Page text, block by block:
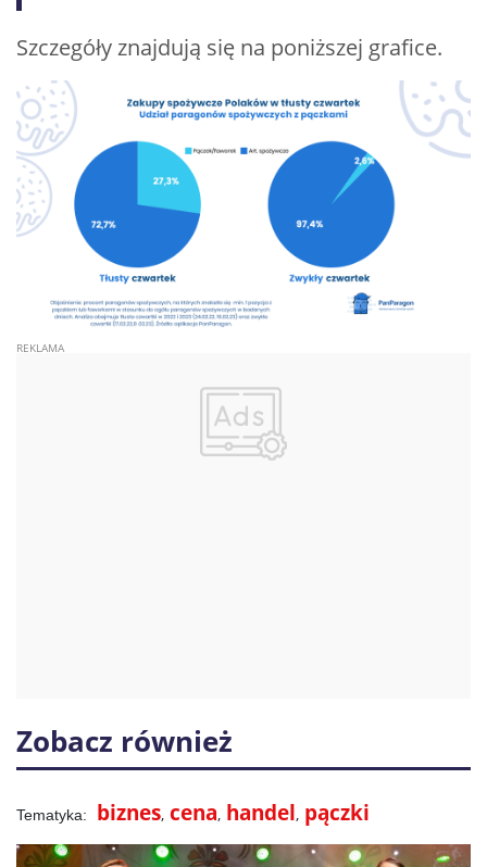
Szczegóły znajdują się na poniższej grafice.
Zobacz również
biznes cena handel pączki